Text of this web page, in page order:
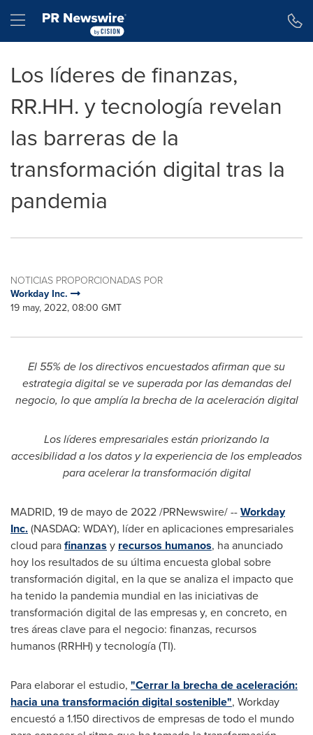
Hamburger menu
Los líderes de finanzas,
RR.HH. y tecnología revelan
las barreras de la
transformación digital tras la
pandemia
NOTICIAS PROPORCIONADAS POR
Workday Inc.
19 may, 2022, 08:00 GMT
El 55% de los directivos encuestados afirman que su
estrategia digital se ve superada por las demandas del
negocio, lo que amplía la brecha de la aceleración digital
Los líderes empresariales están priorizando la
accesibilidad a los datos y la experiencia de los empleados
para acelerar la transformación digital
MADRID, 19 de mayo de 2022/PRNewswire/ --Workday
Inc.(NASDAQ: WDAY), líder en aplicaciones empresariales
cloud parafinanzas y recursos humanos, ha anunciado
hoy los resultados de su última encuesta global sobre
transformación digital, en la que se analiza el impacto que
ha tenido la pandemia mundial en las iniciativas de
transformación digital de las empresas y, en concreto, en
tres áreas clave para el negocio: finanzas, recursos
humanos (RRHH) y tecnología (TI).
Para elaborar el estudio, "Cerrar la brecha de aceleración:
hacia una transformación digital sostenible", Workday
encuestó a 1.150 directivos de empresas de todo el mundo